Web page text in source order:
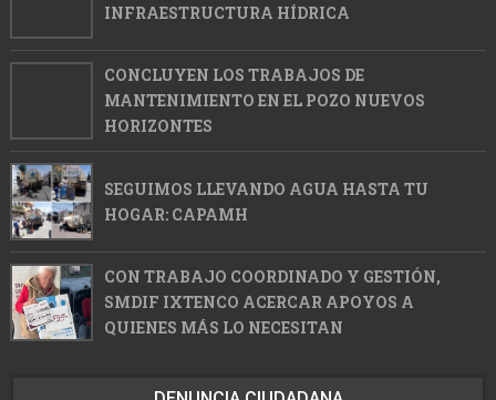
INFRAESTRUCTURA HÍDRICA
CONCLUYEN LOS TRABAJOS DE
MANTENIMIENTO EN EL POZO NUEVOS
HORIZONTES
SEGUIMOS LLEVANDO AGUA HASTA TU
HOGAR: CAPAMH
CON TRABAJO COORDINADO Y GESTIÓN,
SMDIF IXTENCO ACERCAR APOYOS A
QUIENES MÁS LO NECESITAN